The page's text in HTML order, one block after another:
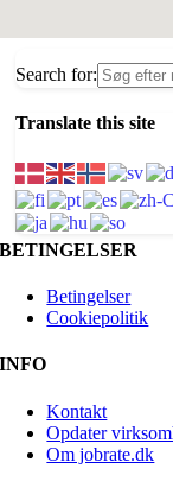
Search for:
Translate this site
BETINGELSER
Betingelser
Cookiepolitik
INFO
Kontakt
Opdater
Om jobrate.dk